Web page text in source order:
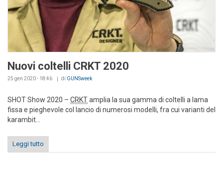
Nuovi coltelli CRKT 2020
25 gen 2020 - 18:46 di GUNSweek
SHOT Show 2020 – CRKTamplia la sua gamma di coltelli a lama
fissa e pieghevole col lancio di numerosi modelli, fra cui varianti del
karambit...
Leggi tutto